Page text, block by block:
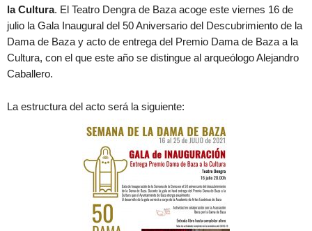
la Cultura. El Teatro Dengra de Baza acoge este viernes 16 de
julio la Gala Inaugural del 50 Aniversario del Descubrimiento de la
Dama de Baza y acto de entrega del Premio Dama de Baza a la
Cultura, con el que este año se distingue al arqueólogo Alejandro
Caballero.
La estructura del acto será la siguiente: